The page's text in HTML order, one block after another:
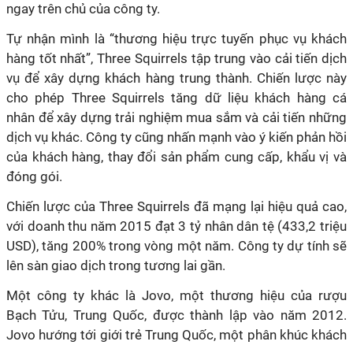
ngay trên chủ của công ty.
Tự nhận mình là “thương hiệu trực tuyến phục vụ khách
hàng tốt nhất”, Three Squirrels tập trung vào cải tiến dịch
vụ để xây dựng khách hàng trung thành. Chiến lược này
cho phép Three Squirrels tăng dữ liệu khách hàng cá
nhân để xây dựng trải nghiệm mua sắm và cải tiến những
dịch vụ khác. Công ty cũng nhấn mạnh vào ý kiến phản hồi
của khách hàng, thay đổi sản phẩm cung cấp, khẩu vị và
đóng gói.
Chiến lược của Three Squirrels đã mạng lại hiệu quả cao,
với doanh thu năm 2015 đạt 3 tỷ nhân dân tệ (433,2 triệu
USD), tăng 200% trong vòng một năm. Công ty dự tính sẽ
lên sàn giao dịch trong tương lai gần.
Một công ty khác là Jovo, một thương hiệu của rượu
Bạch Tửu, Trung Quốc, được thành lập vào năm 2012.
Jovo hướng tới giới trẻ Trung Quốc, một phân khúc khách